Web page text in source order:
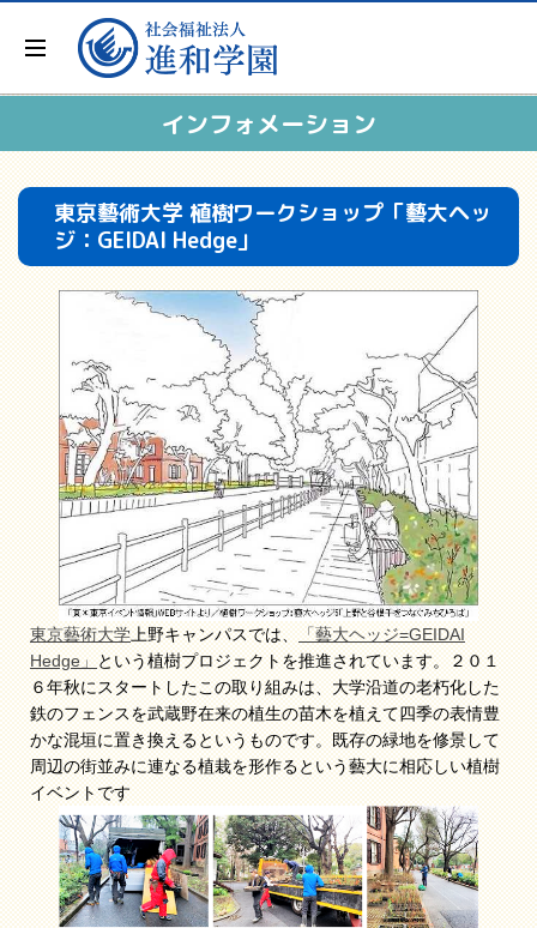
インフォメーション
東京藝術大学 植樹ワークショップ「藝大ヘッ
ジ：GEIDAI Hedge」
東京藝術大学上野キャンパスでは、「藝大ヘッジ=GEIDAI
Hedge」という植樹プロジェクトを推進されています。２０１
６年秋にスタートしたこの取り組みは、大学沿道の老朽化した
鉄のフェンスを武蔵野在来の植生の苗木を植えて四季の表情豊
かな混垣に置き換えるというものです。既存の緑地を修景して
周辺の街並みに連なる植栽を形作るという藝大に相応しい植樹
イベントです